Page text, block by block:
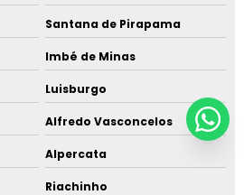
Santana de Pirapama
Imbé de Minas
Luisburgo
Alfredo Vasconcelos
Alpercata
Riachinho